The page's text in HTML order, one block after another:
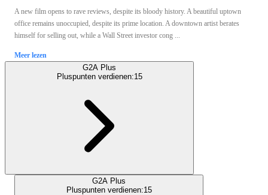
A new film opens to rave reviews, despite its bloody history. A beautiful uptown
office remains unoccupied, despite its prime location. A downtown artist berates
himself for selling out, while a Wall Street investor cong ...
Meer lezen
G2A Plus
Pluspunten verdienen:15
G2A Plus
Pluspunten verdienen:15